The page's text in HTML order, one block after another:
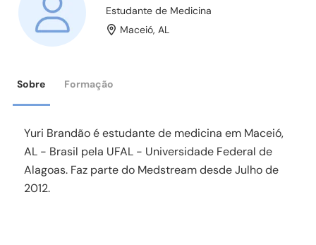
Estudante de Medicina
Maceió, AL
Sobre Formação
Yuri Brandão é estudante de medicina em Maceió,
AL - Brasil pela UFAL - Universidade Federal de
Alagoas. Faz parte do Medstream desde Julho de
2012.